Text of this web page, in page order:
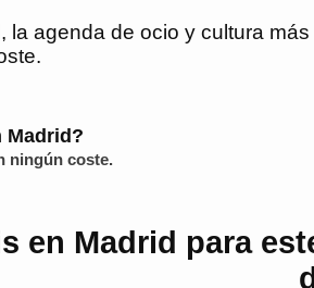
, la agenda de ocio y cultura
Madrid?
ningún coste.
en Madrid para